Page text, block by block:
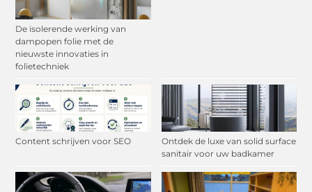
De isolerende werking van
dampopen folie met de
nieuwste innovaties in
folietechniek
Content schrijven voor SEO
Ontdek de luxe van solid surface
sanitair voor uw badkamer